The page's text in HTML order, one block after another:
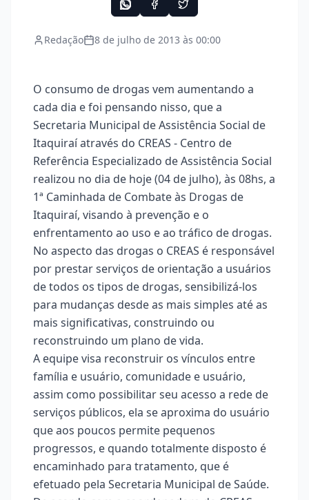
Redação 8 de julho de 2013 às 00:00
O consumo de drogas vem aumentando a
cada dia e foi pensando nisso, que a
Secretaria Municipal de Assistência Social de
Itaquiraí através do CREAS - Centro de
Referência Especializado de Assistência Social
realizou no dia de hoje (04 de julho), às 08hs, a
1ª Caminhada de Combate às Drogas de
Itaquiraí, visando à prevenção e o
enfrentamento ao uso e ao tráfico de drogas.
No aspecto das drogas o CREAS é responsável
por prestar serviços de orientação a usuários
de todos os tipos de drogas, sensibilizá-los
para mudanças desde as mais simples até as
mais significativas, construindo ou
reconstruindo um plano de vida.
A equipe visa reconstruir os vínculos entre
família e usuário, comunidade e usuário,
assim como possibilitar seu acesso a rede de
serviços públicos, ela se aproxima do usuário
que aos poucos permite pequenos
progressos, e quando totalmente disposto é
encaminhado para tratamento, que é
efetuado pela Secretaria Municipal de Saúde.